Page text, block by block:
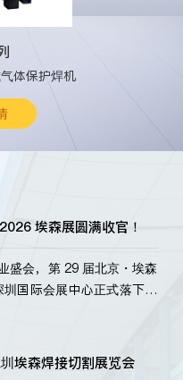
体保护焊机
埃森展圆满收官！
盛会，第 29 届北京・埃森
国际会展中心正式落下帷
。新老客户、行业伙伴、
埃森焊接切割展览会